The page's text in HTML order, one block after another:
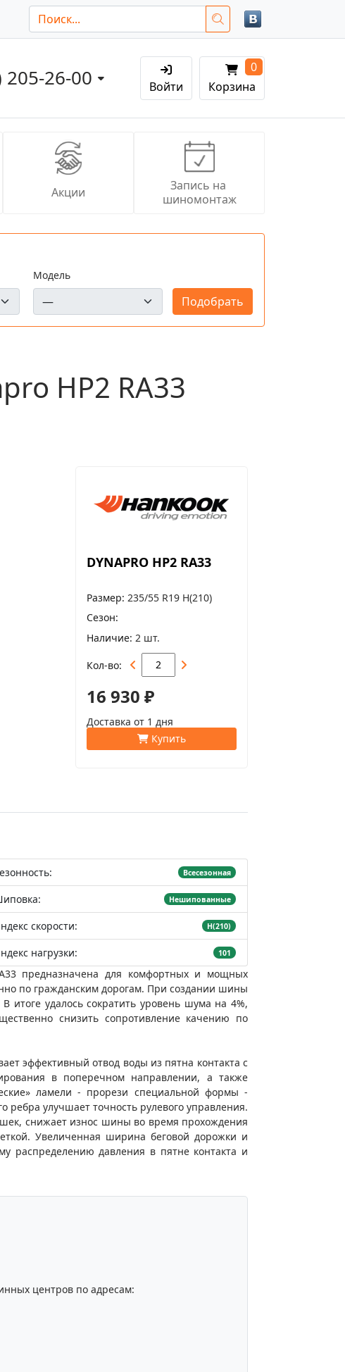
205-26-00 Войти Корзина
0
Акции
Запись на
шиномонтаж
Модель
HP2 RA33
DYNAPRO HP2 RA33
Размер 235/55 R19 H(210)
Сезон
Наличие 2 шт.
Кол-во
16 930 ₽
Доставка от 1 дня
Купить
Всесезонная
Нешипованные
скорости: H(210)
нагрузки: 101
предназначена для комфортных и мощных
по гражданским дорогам. При создании шины
итоге удалось сократить уровень шума на 4%,
снизить сопротивление качению по
эффективный отвод воды из пятна контакта с
в поперечном направлении, а также
ламели - прорези специальной формы -
улучшает точность рулевого управления.
снижает износ шины во время прохождения
Увеличенная ширина беговой дорожки и
распределению давления в пятне контакта и
центров по адресам: